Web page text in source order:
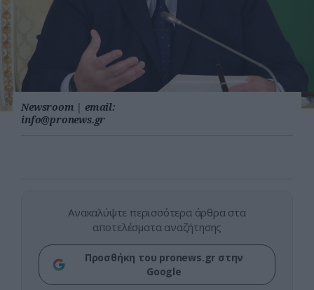
Newsroom | email:
info@pronews.gr
Ανακαλύψτε περισσότερα άρθρα στα
αποτελέσματα αναζήτησης
Προσθήκη του pronews.gr στην
Google